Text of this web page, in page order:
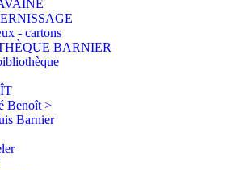
- cartons
BARNIER
Benoît >
Barnier